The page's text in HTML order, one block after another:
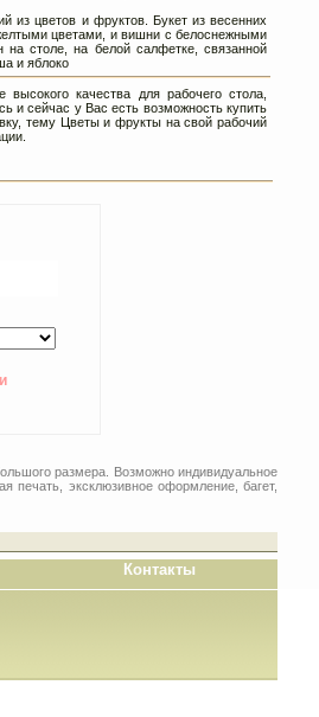
из цветов и фруктов. Букет из весенних
цветами, и вишни с белоснежными
на столе, на белой салфетке, связанной
и яблоко
качества для рабочего стола,
и сейчас у Вас есть возможность купить
тему Цветы и фрукты на свой рабочий
размера. Возможно индивидуальное
печать, эксклюзивное оформление, багет,
Контакты